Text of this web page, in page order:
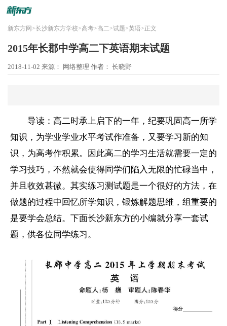
新东方网 >长沙新东方学校>高考>高二>试题>英语>正文
2015年长郡中学高二下英语期末试题
2018-11-02 来源： 网络整理 作者： 长晓野
导读：高二时承上启下的一年，纪要巩固高一所学
知识，为学业学业水平考试作准备，又要学习新的知
识，为高考作积累。因此高二的学习生活就需要一定的
学习技巧，不然就会使得同学们陷入无限的忙碌当中，
并且收效甚微。其实练习测试题是一个很好的方法，在
做题的过程中回忆所学知识，锻炼解题思维，组重要的
是要学会总结。下面长沙新东方的小编就分享一套试
题，供各位同学练习。